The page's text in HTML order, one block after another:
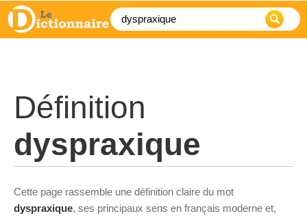
Définition
dyspraxique
Cette page rassemble une définition claire du mot
dyspraxique, ses principaux sens en français moderne et,